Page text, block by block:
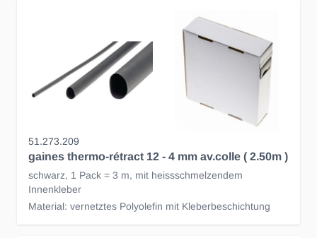
51.273.209
gaines thermo-rétract 12 - 4 mm av.colle ( 2.50m )
schwarz, 1 Pack = 3 m, mit heissschmelzendem
Innenkleber
Material: vernetztes Polyolefin mit Kleberbeschichtung